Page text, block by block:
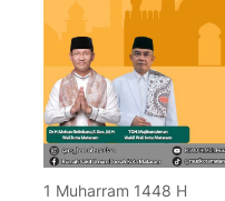
1 Muharram 1448 H